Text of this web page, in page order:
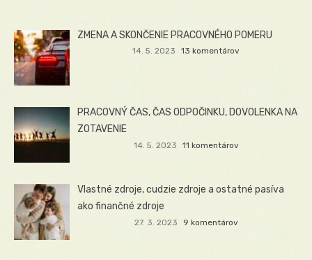
ZMENA A SKONČENIE PRACOVNÉHO POMERU
14. 5. 2023 13 komentárov
PRACOVNÝ ČAS, ČAS ODPOČINKU, DOVOLENKA NA
ZOTAVENIE
14. 5. 2023 11 komentárov
Vlastné zdroje, cudzie zdroje a ostatné pasíva
ako finančné zdroje
27. 3. 2023 9 komentárov